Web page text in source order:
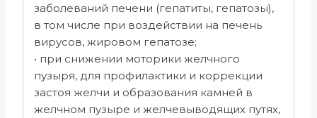
заболеваний печени (гепатиты, гепатозы),
в том числе при воздействии на печень
вирусов, жировом гепатозе;
• при снижении моторики желчного
пузыря, для профилактики и коррекции
застоя желчи и образования камней в
желчном пузыре и желчевыводящих путях,